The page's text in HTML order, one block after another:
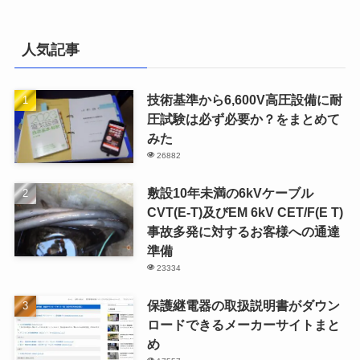
人気記事
技術基準から6,600V高圧設備に耐
圧試験は必ず必要か？をまとめて
みた
26882
敷設10年未満の6kVケーブル
CVT(E-T)及びEM 6kV CET/F(E T)
事故多発に対するお客様への通達
準備
23334
保護継電器の取扱説明書がダウン
ロードできるメーカーサイトまと
め